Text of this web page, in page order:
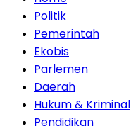
Politik
Pemerintah
Ekobis
Parlemen
Daerah
Hukum & Kriminal
Pendidikan